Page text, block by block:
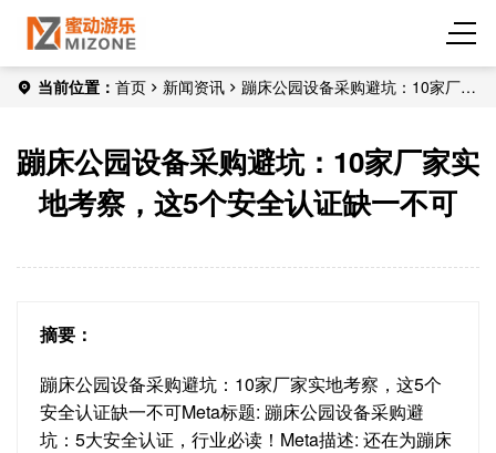
当前位置： 首页 新闻资讯
蹦床公园设备采购避坑：10家厂家
蹦床公园设备采购避坑：10家厂家实
地考察，这5个安全认证缺一不可
摘要：
蹦床公园设备采购避坑：10家厂家实地考察，这5个
安全认证缺一不可Meta标题: 蹦床公园设备采购避
坑：5大安全认证，行业必读！Meta描述: 还在为蹦床